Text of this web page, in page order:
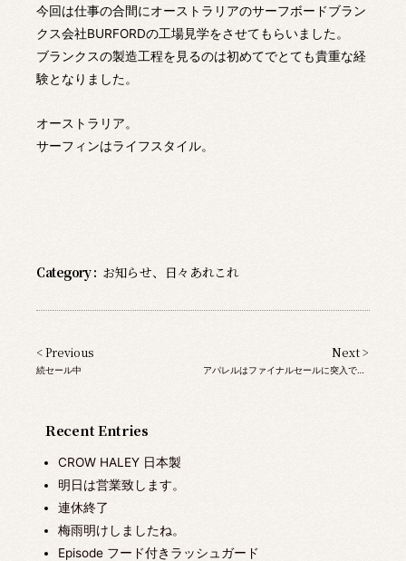
Recent Entries
CROW HALEY 日本製
明日は営業致します。
連休終了
梅雨明けしましたね。
Episode フード付きラッシュガード
今回は仕事の合間にオーストラリアのサーフボードブラン
クス会社BURFORDの工場見学をさせてもらいました。
ブランクスの製造工程を見るのは初めてでとても貴重な経
験となりました。
オーストラリア。
サーフィンはライフスタイル。
Category : お知らせ、 日々あれこれ
< Previous
続セール中
Next >
アパレルはファイナルセールに突入です！